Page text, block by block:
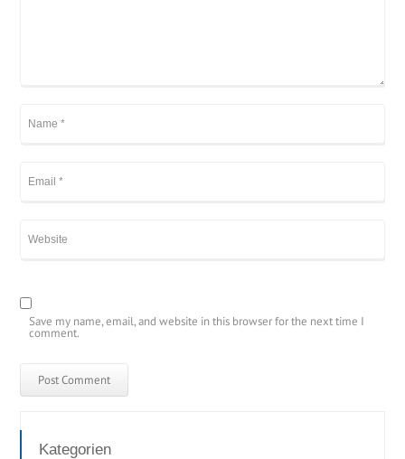
Save my name, email, and website in this browser for the next time I
comment.
Kategorien